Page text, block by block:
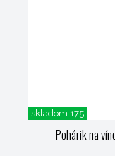
skladom 175
Pohárik na